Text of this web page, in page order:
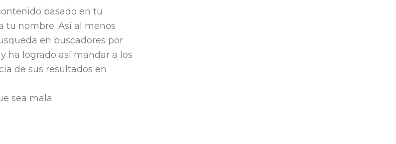
basado en tu
tu nombre. Así al menos
en buscadores por
ha logrado así mandar a los
de sus resultados en
sea mala.